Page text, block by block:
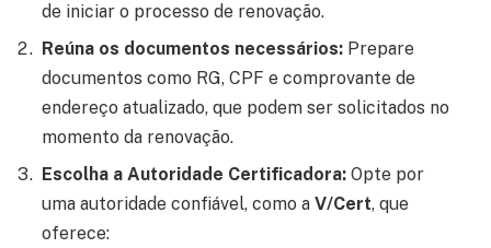
de iniciar o processo de renovação.
Reúna os documentos necessários: Prepare
documentos como RG, CPF e comprovante de
endereço atualizado, que podem ser solicitados no
momento da renovação.
Escolha a Autoridade Certificadora: Opte por
uma autoridade confiável, como a V/Cert, que
oferece: